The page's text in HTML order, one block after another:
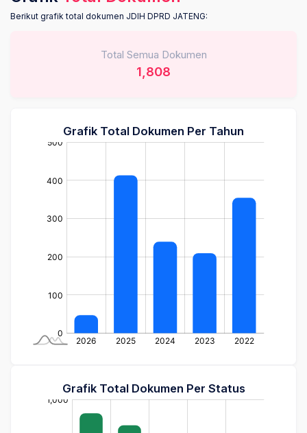
Berikut grafik total dokumen JDIH DPRD JATENG:
Total Semua Dokumen
1,808
Grafik Total Dokumen Per Tahun
Grafik Total Dokumen Per Status